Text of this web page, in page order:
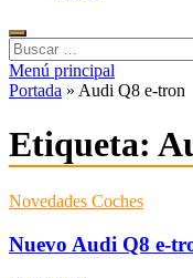
Buscar:
Menú principal
Portada » Audi Q8 e-tron
Etiqueta:
Novedades Coches
Nuevo Audi Q8 e-